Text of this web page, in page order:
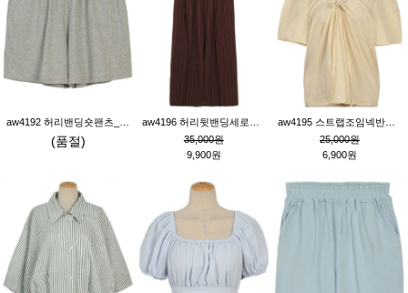
(품절)
35,000원
9,900원
25,000원
6,900원